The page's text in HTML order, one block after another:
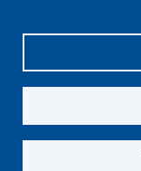
Mentions légales